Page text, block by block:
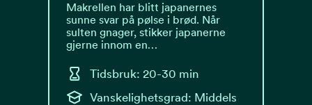
Makrellen har blitt japanernes
sunne svar på pølse i brød. Når
sulten gnager, stikker japanerne
gjerne innom en…
Tidsbruk: 20-30 min
Vanskelighetsgrad: Middels